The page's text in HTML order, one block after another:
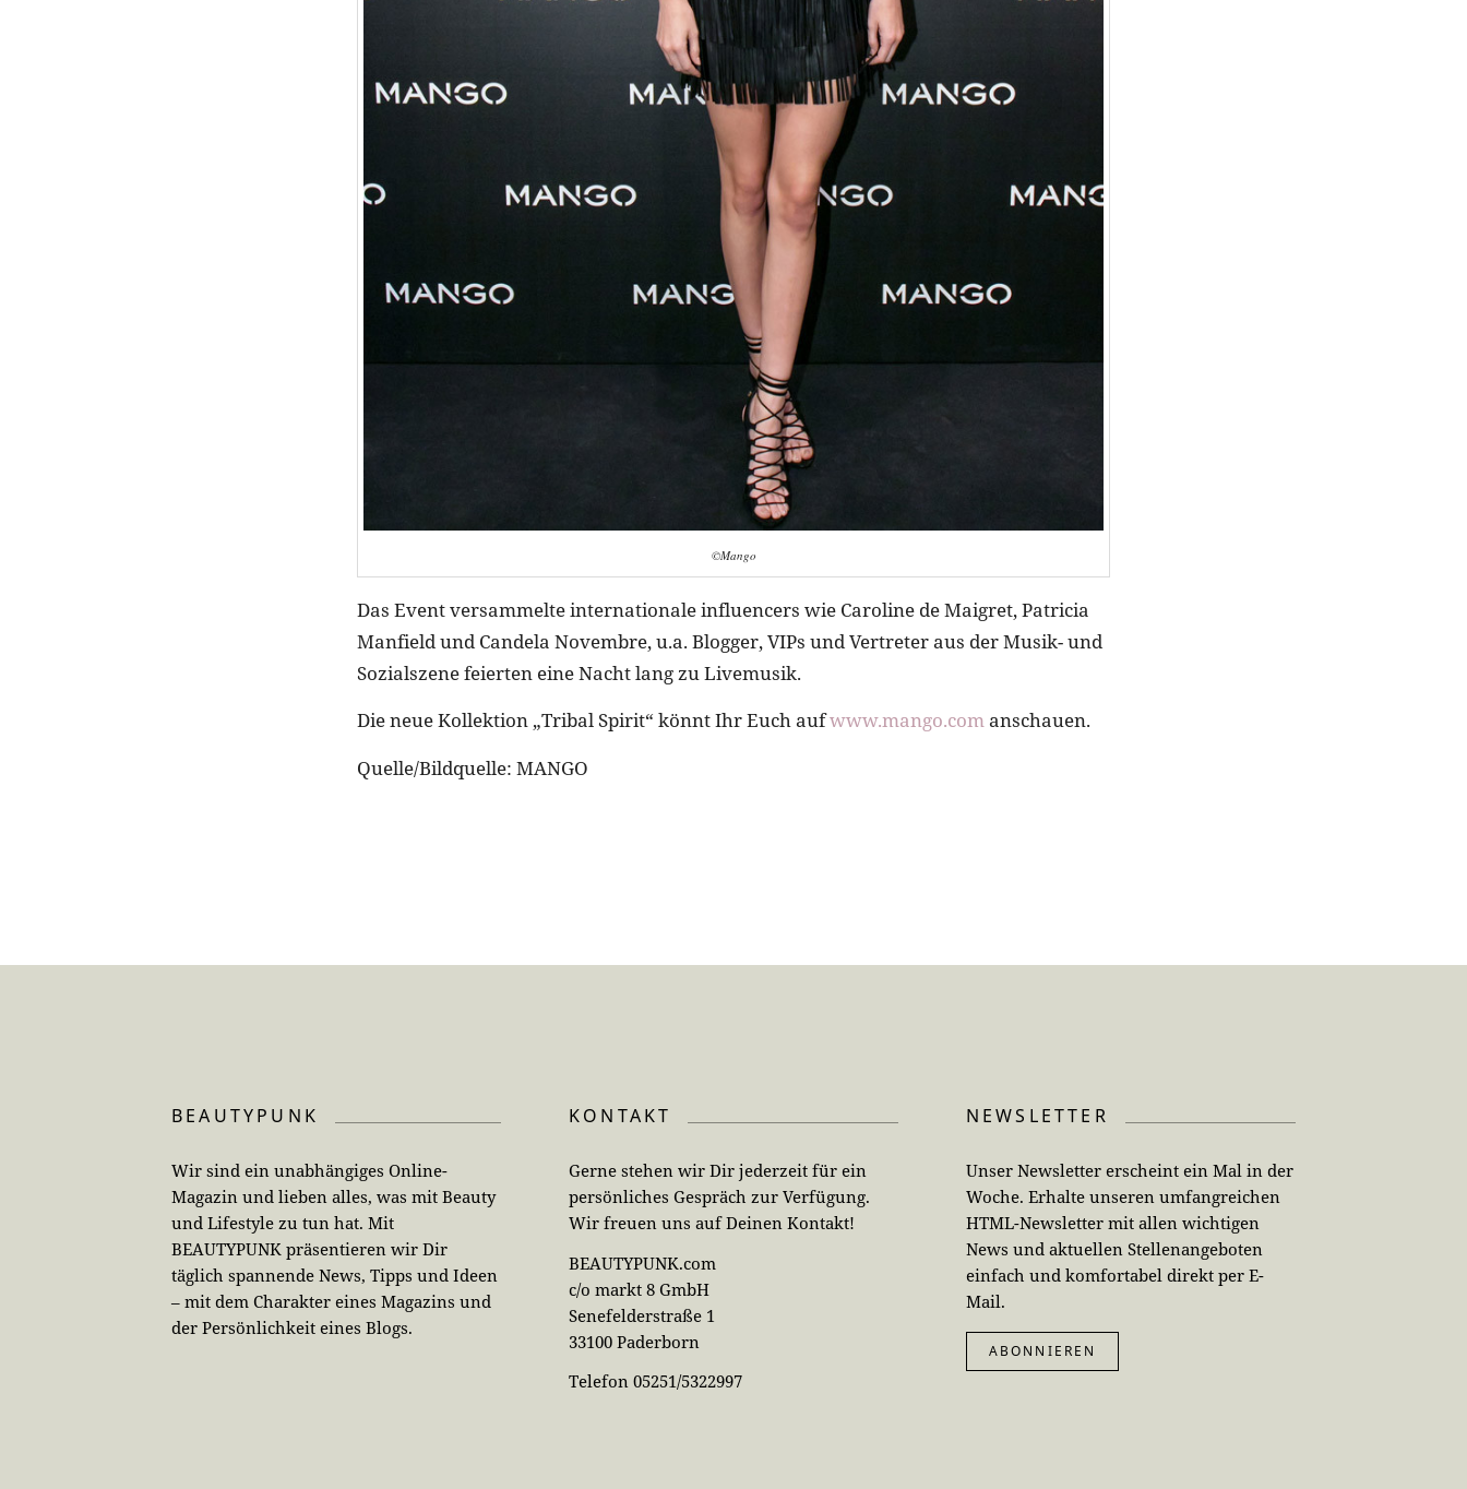
©Mango
Das Event versammelte internationale influencers wie Caroline de Maigret, Patricia
Manfield und Candela Novembre, u.a. Blogger, VIPs und Vertreter aus der Musik- und
Sozialszene feierten eine Nacht lang zu Livemusik.
Die neue Kollektion „Tribal Spirit“ könnt Ihr Euch aufwww.mango.com anschauen.
Quelle/Bildquelle: MANGO
BEAUTYPUNK
Wir sind ein unabhängiges Online-
Magazin und lieben alles, was mit Beauty
und Lifestyle zu tun hat. Mit
BEAUTYPUNK präsentieren wir Dir
täglich spannende News, Tipps und Ideen
– mit dem Charakter eines Magazins und
der Persönlichkeit eines Blogs.
KONTAKT
Gerne stehen wir Dir jederzeit für ein
persönliches Gespräch zur Verfügung.
Wir freuen uns auf Deinen Kontakt!
BEAUTYPUNK.com
c/o markt 8 GmbH
Senefelderstraße 1
33100 Paderborn
Telefon 05251/5322997
NEWSLETTER
Unser Newsletter erscheint ein Mal in der
Woche. Erhalte unseren umfangreichen
HTML-Newsletter mit allen wichtigen
News und aktuellen Stellenangeboten
einfach und komfortabel direkt per E-
Mail.
ABONNIEREN